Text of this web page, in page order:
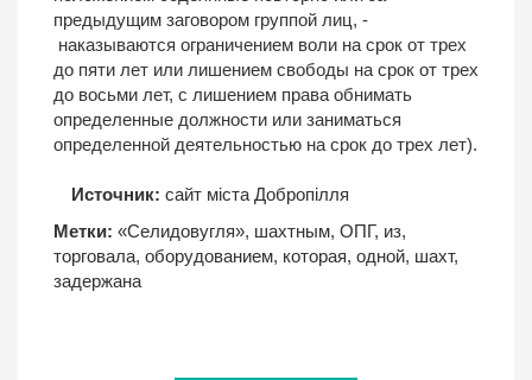
предыдущим заговором группой лиц, -
наказываются ограничением воли на срок от трех
до пяти лет или лишением свободы на срок от трех
до восьми лет, с лишением права обнимать
определенные должности или заниматься
определенной деятельностью на срок до трех лет).
Источник: сайт міста Добропілля
Метки: «Селидовугля», шахтным, ОПГ, из,
торговала, оборудованием, которая, одной, шахт,
задержана